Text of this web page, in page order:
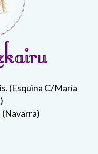
(Esquina C/María
(Navarra)